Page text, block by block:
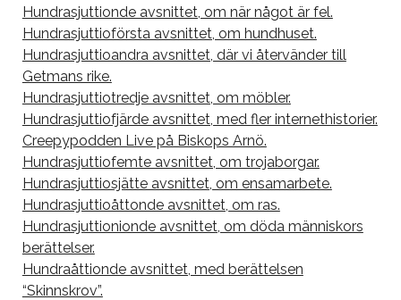
Hundrasjuttionde avsnittet, om när något är fel.
Hundrasjuttioförsta avsnittet, om hundhuset.
Hundrasjuttioandra avsnittet, där vi återvänder till
Getmans rike.
Hundrasjuttiotredje avsnittet, om möbler.
Hundrasjuttiofjärde avsnittet, med fler internethistorier.
Creepypodden Live på Biskops Arnö.
Hundrasjuttiofemte avsnittet, om trojaborgar.
Hundrasjuttiosjätte avsnittet, om ensamarbete.
Hundrasjuttioåttonde avsnittet, om ras.
Hundrasjuttionionde avsnittet, om döda människors
berättelser.
Hundraåttionde avsnittet, med berättelsen
“Skinnskrov”.